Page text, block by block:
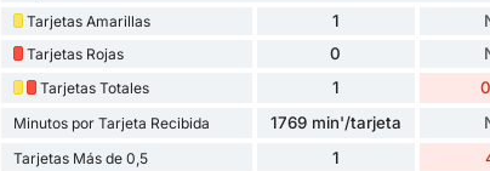
Tarjetas Amarillas
1
Tarjetas Rojas 0
Tarjetas Totales 1
Minutos por Tarjeta Recibida 1769 min'/tarjeta
Tarjetas Más de 0,5 1